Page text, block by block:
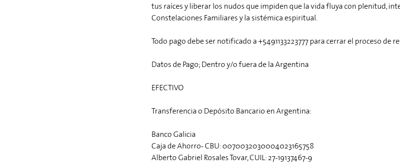
tus raíces y liberar los nudos que impiden que la vida fluya con plenitud,
Constelaciones Familiares y la sistémica espiritual.
Todo pago debe ser notificado a +5491133223777 para cerrar el proceso de
Datos de Pago; Dentro y/o fuera de la Argentina
EFECTIVO
Transferencia o Depósito Bancario en Argentina:
Banco Galicia
Caja de Ahorro- CBU: 0070032030004023165758
Alberto Gabriel Rosales Tovar, CUIL: 27-19137467-9